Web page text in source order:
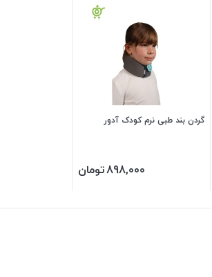
گردن بند طبی نرم کودک آدور
898,000تومان